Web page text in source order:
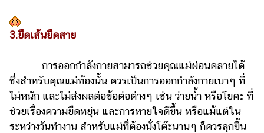
ไร
ตี้
แต่งงาน
แม่
และ
เด็ก
3.ยืดเส้นยืดสาย
การออกกำลังกายสามารถช่วยคุณแม่ผ่อนคลายได้
ซึ่งสำหรับคุณแม่ท้องนั้น ควรเป็นการออกกำลังกายเบาๆ ที่
ไม่หนัก และไม่ส่งผลต่อข้อต่อต่างๆ เช่น ว่ายน้ำ หรือโยคะ ที่
ช่วยเรื่องความยืดหยุ่น และการหายใจดีขึ้น หรือแม้แต่ใน
ระหว่างวันทำงาน สำหรับแม่ที่ต้องนั่งโต๊ะนานๆ ก็ควรลุกขึ้น